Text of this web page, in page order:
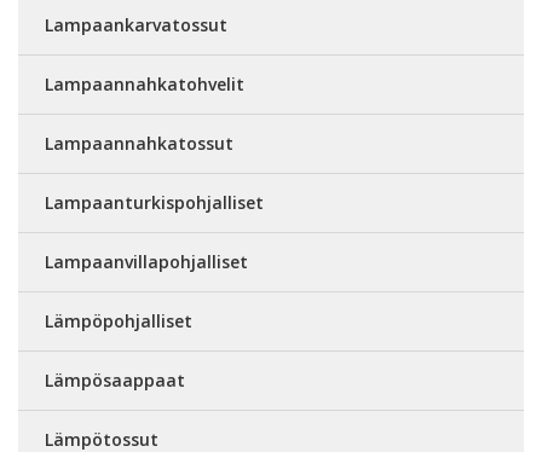
Lampaankarvatossut
Lampaannahkatohvelit
Lampaannahkatossut
Lampaanturkispohjalliset
Lampaanvillapohjalliset
Lämpöpohjalliset
Lämpösaappaat
Lämpötossut